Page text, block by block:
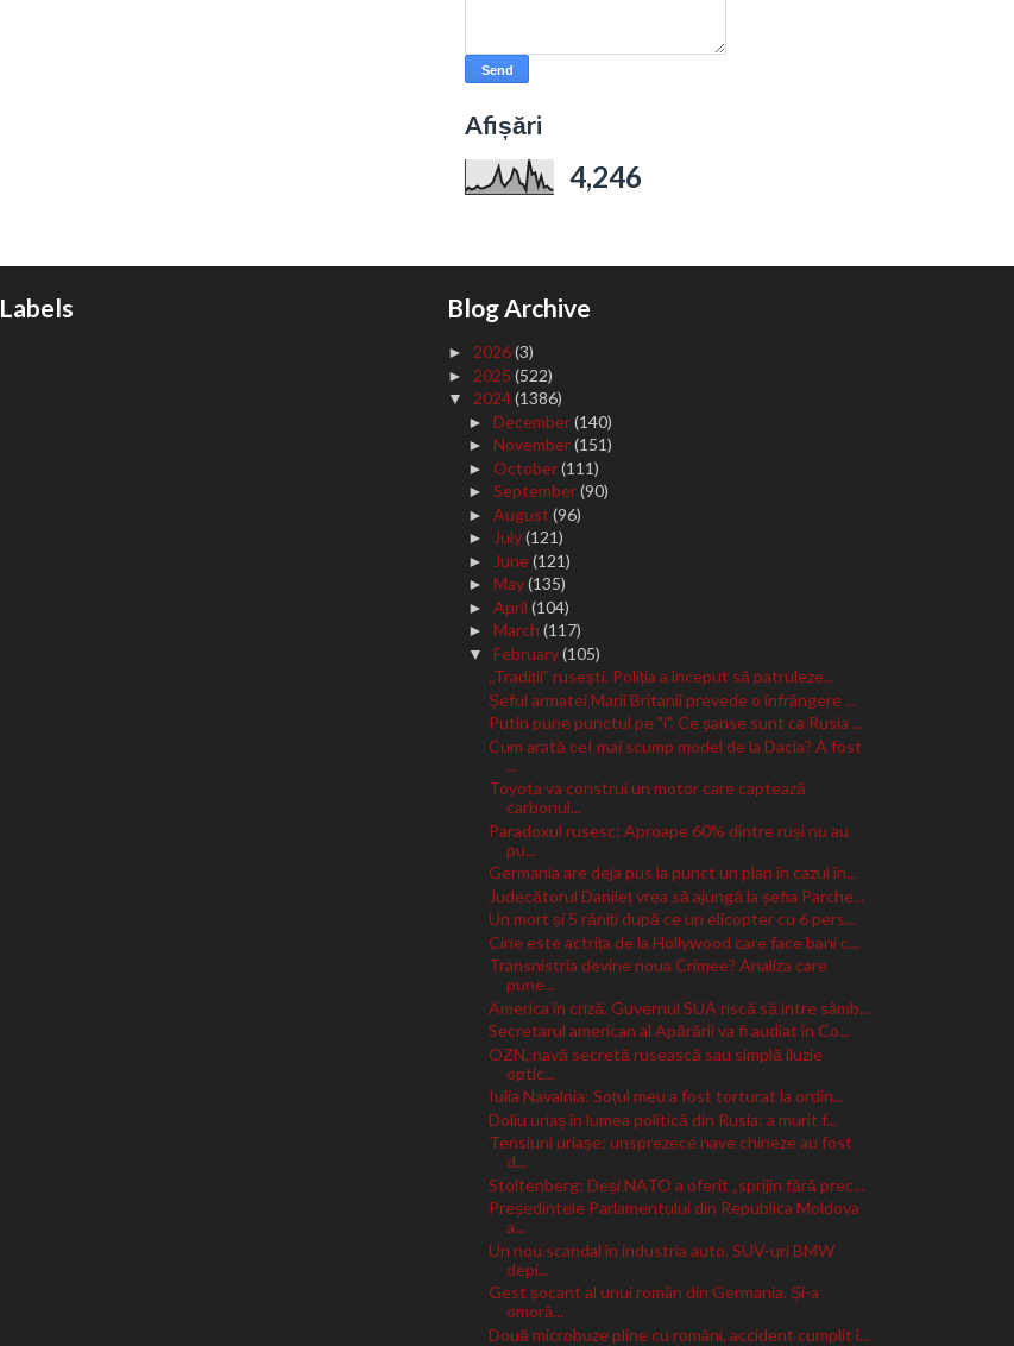
Afișări
4,246
Labels Blog Archive
►2026(3)
► 2025(522)
▼2024(1386)
►December(140)
►November(151)
►October(111)
►September(90)
►August(96)
►July(121)
► June(121)
►May(135)
►April(104)
►March(117)
▼February(105)
„Tradiții” rusești. Poliția a început să patruleze...
Șeful armatei Marii Britanii prevede o înfrângere ...
Putin pune punctul pe "i". Ce șanse sunt ca Rusia ...
Cum arată ceI mai scump model de la Dacia? A fost
...
Toyota va construi un motor care captează
carbonul...
Paradoxul rusesc: Aproape 60% dintre ruși nu au
pu...
Germania are deja pus la punct un plan în cazul în...
Judecătorul Danileț vrea să ajungă la șefia Parche...
Un mort și 5 răniți după ce un elicopter cu 6 pers...
Cine este actrița de la Hollywood care face bani c...
Transnistria devine noua Crimee? Analiza care
pune...
America în criză. Guvernul SUA riscă să intre sâmb...
Secretarul american al Apărării va fi audiat în Co...
OZN, navă secretă rusească sau simplă iluzie
optic...
Iulia Navalnia: Soțul meu a fost torturat la ordin...
Doliu uriaș în lumea politică din Rusia: a murit f...
Tensiuni uriașe: unsprezece nave chineze au fost
d...
Stoltenberg: Deși NATO a oferit „sprijin fără prec...
Președintele Parlamentului din Republica Moldova
a...
Un nou scandal în industria auto. SUV-uri BMW
depi...
Gest șocant al unui român din Germania. Și-a
omorâ...
Două microbuze pline cu români, accident cumplit î...